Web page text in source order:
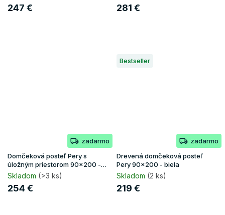
247 € 281 €
zadarmo
Domčeková posteľ Pery s
úložným priestorom 90x200 -
borovica
Skladom (>3 ks)
254 €
Bestseller
zadarmo
Drevená domčeková posteľ
Pery 90x200 - biela
Skladom (2 ks)
219 €